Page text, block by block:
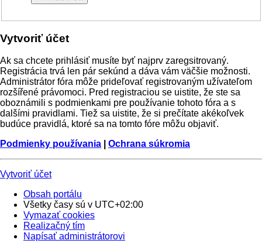
Vytvoriť účet
Ak sa chcete prihlásiť musíte byť najprv zaregsitrovaný.
Registrácia trvá len pár sekúnd a dáva vám väčšie možnosti.
Administrátor fóra môže prideľovať registrovaným užívateľom
rozšířené právomoci. Pred registraciou se uistite, že ste sa
oboznámili s podmienkami pre používanie tohoto fóra a s
dalšími pravidlami. Tiež sa uistite, že si prečítate akékoľvek
budúce pravidlá, ktoré sa na tomto fóre môžu objaviť.
Podmienky používania
Ochrana súkromia
Vytvoriť účet
Obsah portálu
Všetky časy sú v UTC+02:00
Vymazať cookies
Realizačný tím
Napísať administrátorovi